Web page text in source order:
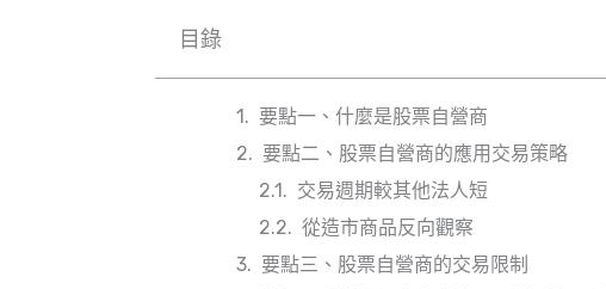
目錄
要點一、什麼是股票自營商
要點二、股票自營商的應用交易策略
交易週期較其他法人短
從造市商品反向觀察
要點三、股票自營商的交易限制